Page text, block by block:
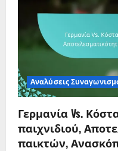
Αναλύσεις
Γερμανία Vs.
παιχνιδιού,
παικτών,